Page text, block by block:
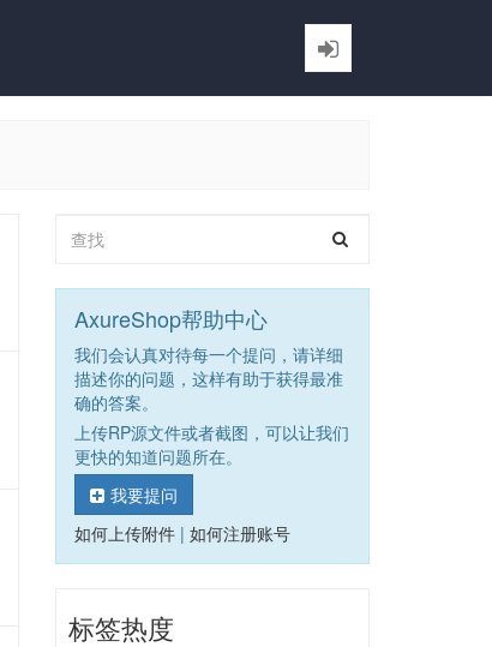
AxureShop帮助中心
我们会认真对待每一个提问，请详细
描述你的问题，这样有助于获得最准
确的答案。
上传RP源文件或者截图，可以让我们
更快的知道问题所在。
我要提问
如何上传附件| 如何注册账号
标签热度